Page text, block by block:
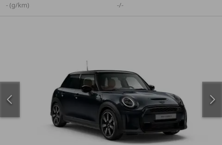
- (g/km)
-/-